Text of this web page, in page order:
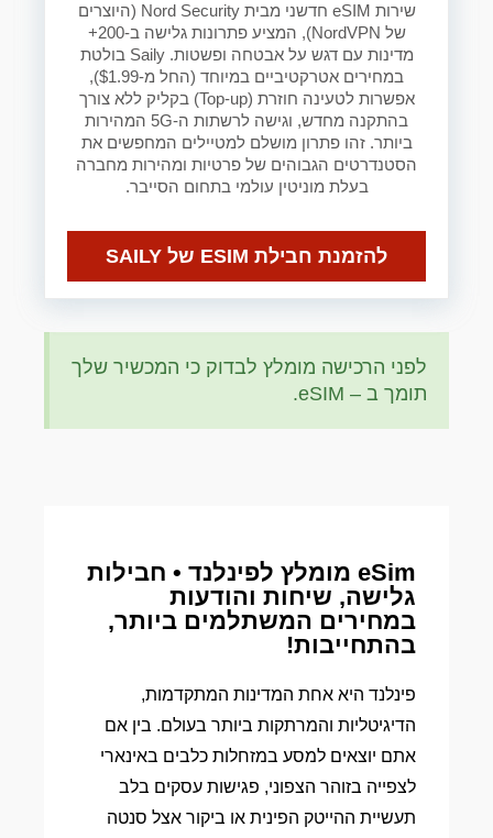
שירות eSIM חדשני מבית Nord Security (היוצרים
של NordVPN), המציע פתרונות גלישה ב-200+
מדינות עם דגש על אבטחה ופשטות. Saily בולטת
במחירים אטרקטיביים במיוחד (החל מ-$1.99),
אפשרות לטעינה חוזרת (Top-up) בקליק ללא צורך
בהתקנה מחדש, וגישה לרשתות ה-5G המהירות
ביותר. זהו פתרון מושלם למטיילים המחפשים את
הסטנדרטים הגבוהים של פרטיות ומהירות מחברה
בעלת מוניטין עולמי בתחום הסייבר.
להזמנת חבילת ESIM של SAILY
לפני הרכישה מומלץ לבדוק כי המכשיר שלך
תומך ב – eSIM.
eSim מומלץ לפינלנד • חבילות
גלישה, שיחות והודעות
במחירים המשתלמים ביותר,
בהתחייבות!
פינלנד היא אחת המדינות המתקדמות,
הדיגיטליות והמרתקות ביותר בעולם. בין אם
אתם יוצאים למסע במזחלות כלבים באינארי
לצפייה בזוהר הצפוני, פגישות עסקים בלב
תעשיית ההייטק הפינית או ביקור אצל סנטה